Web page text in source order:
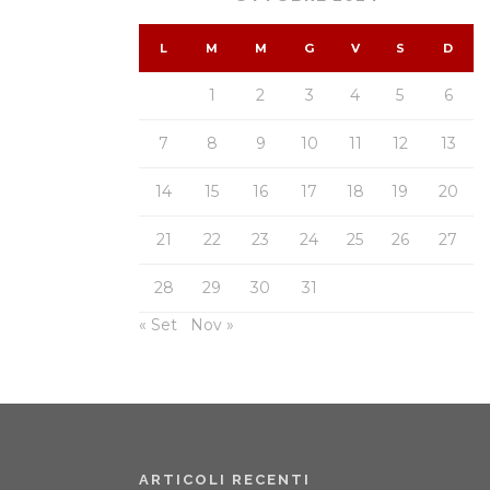
L M M G V S D
1 2 3 4 5 6
7 8 9 10 11 12 13
14 15 16 17 18 19 20
21 22 23 24 25 26 27
28 29 30
31
« Set
Nov »
ARTICOLI RECENTI